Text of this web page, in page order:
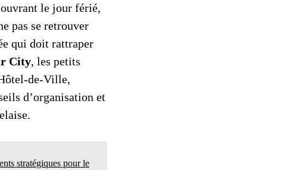
ouvrant le jour férié,
pas se retrouver
qui doit rattraper
City, les petits
de-Ville,
d’organisation et
stratégiques pour le